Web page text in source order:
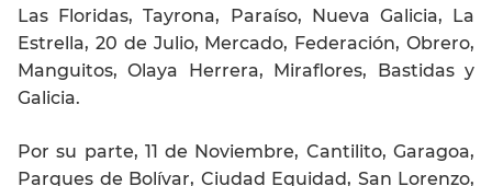
Las Floridas, Tayrona, Paraíso, Nueva Galicia, La
Estrella, 20 de Julio, Mercado, Federación, Obrero,
Manguitos, Olaya Herrera, Miraflores, Bastidas y
Galicia.
Por su parte, 11 de Noviembre, Cantilito, Garagoa,
Parques de Bolívar, Ciudad Equidad, San Lorenzo,